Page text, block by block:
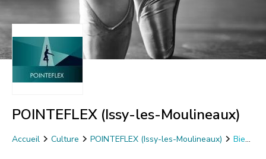
POINTEFLEX (Issy-les-Moulineaux)
Accueil Culture POINTEFLEX (Issy-les-Moulineaux)
Bien